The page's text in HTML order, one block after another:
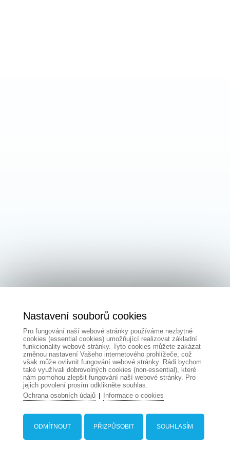
Nastavení souborů cookies
Pro fungování naší webové stránky používáme nezbytné
cookies (essential cookies) umožňující realizovat základní
funkcionality webové stránky. Tyto cookies můžete zakázat
změnou nastavení Vašeho internetového prohlížeče, což
však může ovlivnit fungování webové stránky. Rádi bychom
také využívali dobrovolných cookies (non-essential), které
nám pomohou zlepšit fungování naší webové stránky. Pro
jejich povolení prosím odklikněte souhlas.
Ochrana osobních údajů| Informace o cookies
SOUHLASÍM
PŘIZPŮSOBIT
ODMÍTNOUT